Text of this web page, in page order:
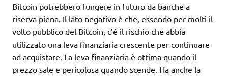
Bitcoin potrebbero fungere in futuro da banche a
riserva piena. Il lato negativo è che, essendo per molti il
volto pubblico del Bitcoin, c’è il rischio che abbia
utilizzato una leva finanziaria crescente per continuare
ad acquistare. La leva finanziaria è ottima quando il
prezzo sale e pericolosa quando scende. Ha anche la